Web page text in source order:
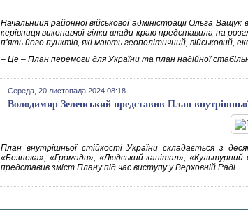
Начальниця районної військової адміністрації Ольга
керівниця виконавчої гілки влади краю представила на
пʼять його пунктів, які мають геополітичний, військовий,
– Це – План перемоги для України та план надійної
Середа, 20 листопада 2024 08:18
Володимир Зеленський представив План внутрішньої
План внутрішньої стійкості України складається з
«Безпека», «Громади», «Людський капітал»,
представив зміст Плану під час виступу у Верховній Раді.